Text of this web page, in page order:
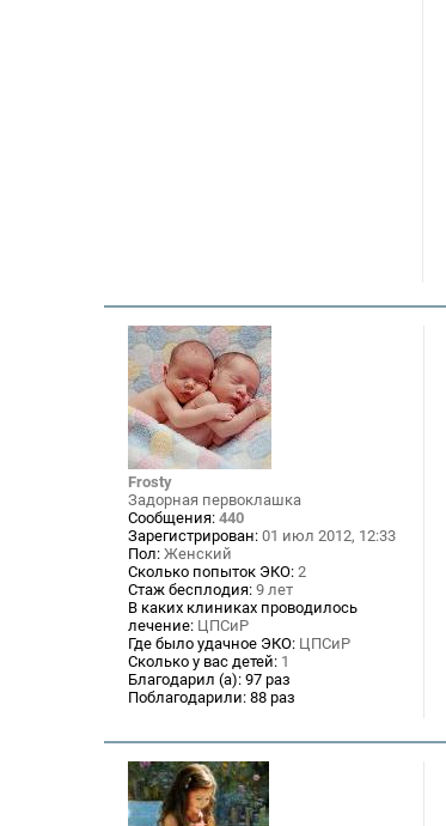
Frosty
Задорная первоклашка
Сообщения: 440
Зарегистрирован: 01 июл 2012, 12:33
Пол: Женский
Сколько попыток ЭКО: 2
Стаж бесплодия: 9 лет
В каких клиниках проводилось
лечение: ЦПСиР
Где было удачное ЭКО: ЦПСиР
Сколько у вас детей: 1
Благодарил (а): 97 раз
Поблагодарили: 88 раз